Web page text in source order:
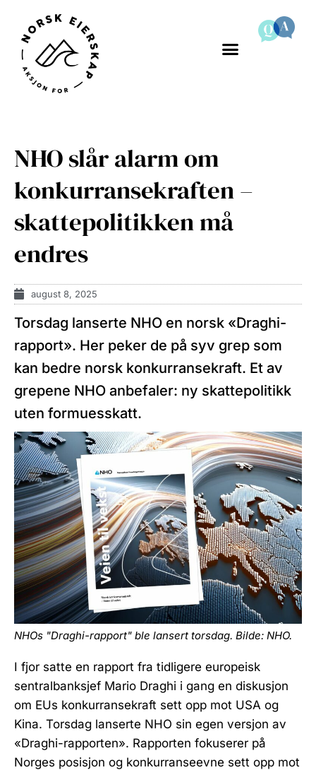
NHO slår alarm om
konkurransekraften –
skattepolitikken må
endres
august 8, 2025
Torsdag lanserte NHO en norsk «Draghi-
rapport». Her peker de på syv grep som
kan bedre norsk konkurransekraft. Et av
grepene NHO anbefaler: ny skattepolitikk
uten formuesskatt.
NHOs "Draghi-rapport" ble lansert torsdag. Bilde: NHO.
I fjor satte en rapport fra tidligere europeisk
sentralbanksjef Mario Draghi i gang en diskusjon
om EUs konkurransekraft sett opp mot USA og
Kina. Torsdag lanserte NHO sin egen versjon av
«Draghi-rapporten». Rapporten fokuserer på
Norges posisjon og konkurranseevne sett opp mot